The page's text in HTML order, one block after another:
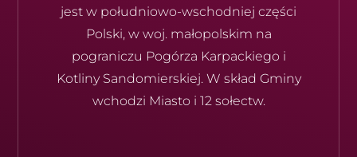
jest w południowo-wschod­niej części
Polski, w woj. małopolskim na
pograniczu Pogórza Karpackiego i
Kotliny Sandomierskiej. W skład Gminy
wchodzi Miasto i 12 sołectw.